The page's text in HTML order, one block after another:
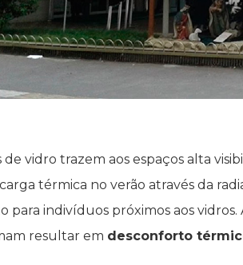
de vidro trazem aos espaços alta
térmica no verão através da
para indivíduos próximos aos
resultar em desconforto